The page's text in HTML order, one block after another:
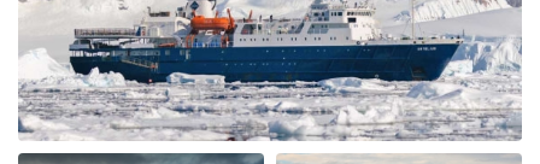
travels. (When we weren’t on deck or in the bridge). The
small ship environment really fostered mingling with
both staff and other guests. The food was plentiful,
varied and of excellent quality and taste. The cruise staff
couldn’t do enough for us - they accommodated my
dietary restriction beyond what I expected. There was a